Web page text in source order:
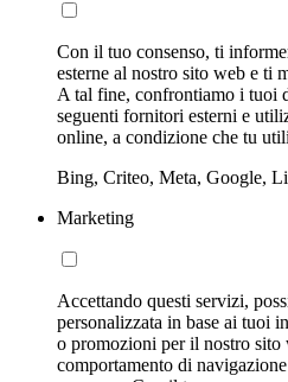
Con il tuo consenso, ti
esterne al nostro sito web e ti
A tal fine, confrontiamo i tuoi
seguenti fornitori esterni e
online, a condizione che tu
Bing, Criteo, Meta, Google,
Marketing
Accettando questi servizi,
personalizzata in base ai tuoi
o promozioni per il nostro sito
comportamento di